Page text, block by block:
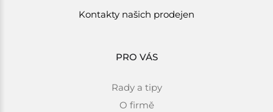
Kontakty našich prodejen
PRO VÁS
Rady a tipy
O firmě